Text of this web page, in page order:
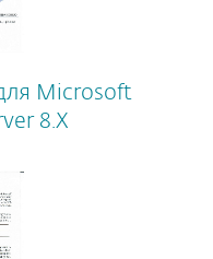
Microsoft
8.X